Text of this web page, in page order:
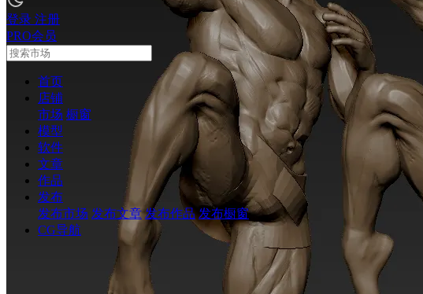
登录 注册
PRO会员
首页
店铺
市场 橱窗
模型
软件
文章
作品
发布
发布市场 发布文章 发布作品 发布橱窗
CG导航